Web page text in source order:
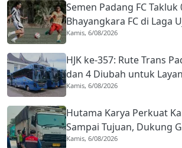
Semen Padang FC Takluk
Bhayangkara FC di Laga
Pramusim
Kamis, 6/08/2026
HJK ke-357: Rute Trans
dan 4 Diubah untuk
Open Ship, Tarif Rp1
Kamis, 6/08/2026
Hutama Karya Perkuat
Sampai Tujuan, Dukung
Zero ODOL
Kamis, 6/08/2026